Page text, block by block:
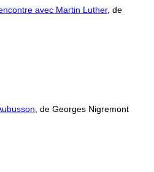
avec Martin Luther, de
, de Georges Nigremont